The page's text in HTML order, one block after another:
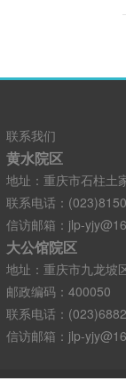
联系我们
黄水院区
地址：重庆市石柱土
联系电话：
信访邮箱：jlp-
大公馆院区
地址：重庆市九龙坡
邮政编码：400050
联系电话：
信访邮箱：jlp-